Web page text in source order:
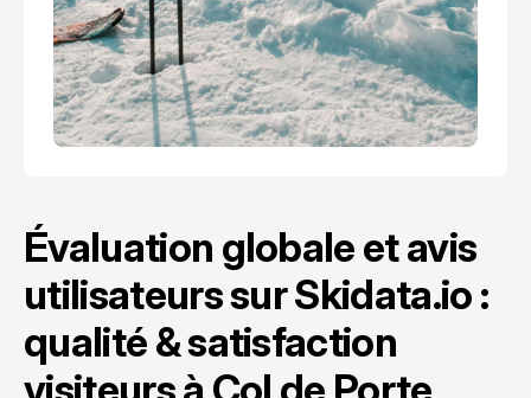
Évaluation globale et avis
utilisateurs sur Skidata.io :
qualité & satisfaction